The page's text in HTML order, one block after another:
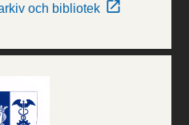
och bibliotek